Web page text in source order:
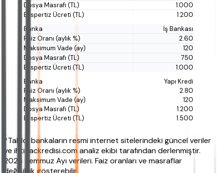
1.000
1.200
İş Bankası
2.60
120
750
1.000
Yapı Kredi
2.80
120
1.200
1.500
*Tablo, bankaların resmi internet sitelerindeki güncel veriler
ve ihtiyackredisi.com analiz ekibi tarafından derlenmiştir.
2026 Temmuz Ayı verileri. Faiz oranları ve masraflar
değişiklik gösterebilir.